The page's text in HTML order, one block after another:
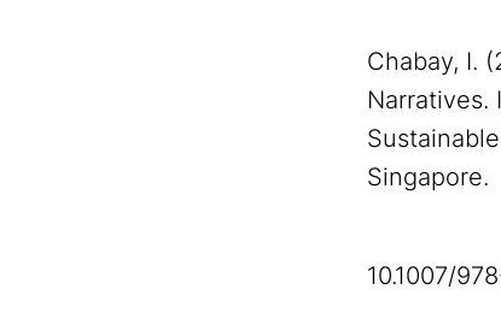
Chabay, I.
Narratives.
Singapore.
10.1007/